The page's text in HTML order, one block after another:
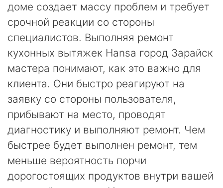
доме создает массу проблем и требует
срочной реакции со стороны
специалистов. Выполняя ремонт
кухонных вытяжек Hansa город Зарайск
мастера понимают, как это важно для
клиента. Они быстро реагируют на
заявку со стороны пользователя,
прибывают на место, проводят
диагностику и выполняют ремонт. Чем
быстрее будет выполнен ремонт, тем
меньше вероятность порчи
дорогостоящих продуктов внутри вашей